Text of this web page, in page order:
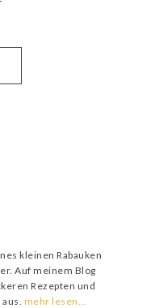
kleinen Rabauken
Auf meinem Blog
Rezepten und
mehr lesen…